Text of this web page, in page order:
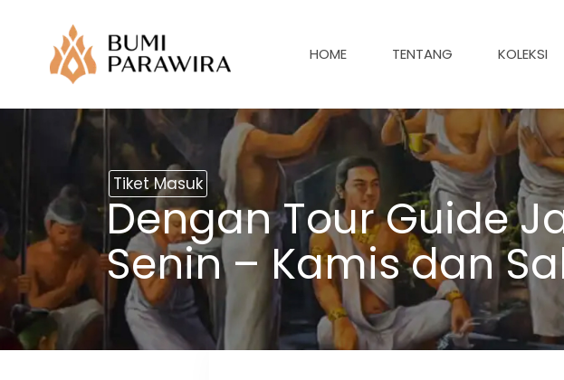
konten
HOME TENTANG KOLEKSI
Tiket Masuk
Dengan Tour Guide
Senin – Kamis dan